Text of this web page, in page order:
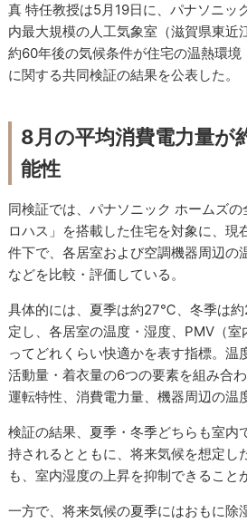
真 特任教授は5月19日に、パナソニッ
内最大規模の人工気象室（滋賀県東近
約60年後の気候条件が住宅の温熱環
に関する共同検証の結果を公表した。
8月の平均消費電力量が
能性
同検証では、パナソニック ホームズ
ロハス」を搭載した住宅を対象に、現
件下で、各居室および空調機器周辺の
などを比較・評価している。
具体的には、夏季は約27℃、冬季は
定し、各居室の温度・湿度、PMV（室
ってどれくらい快適かを表す指標。温
活動量・着衣量の6つの要素を組み合
運転特性、消費電力量、機器周辺の温
検証の結果、夏季・冬季どちらも室内
持されるとともに、将来気候を想定し
も、室内湿度の上昇を抑制できること
一方で、将来気候の夏季にはおもに除